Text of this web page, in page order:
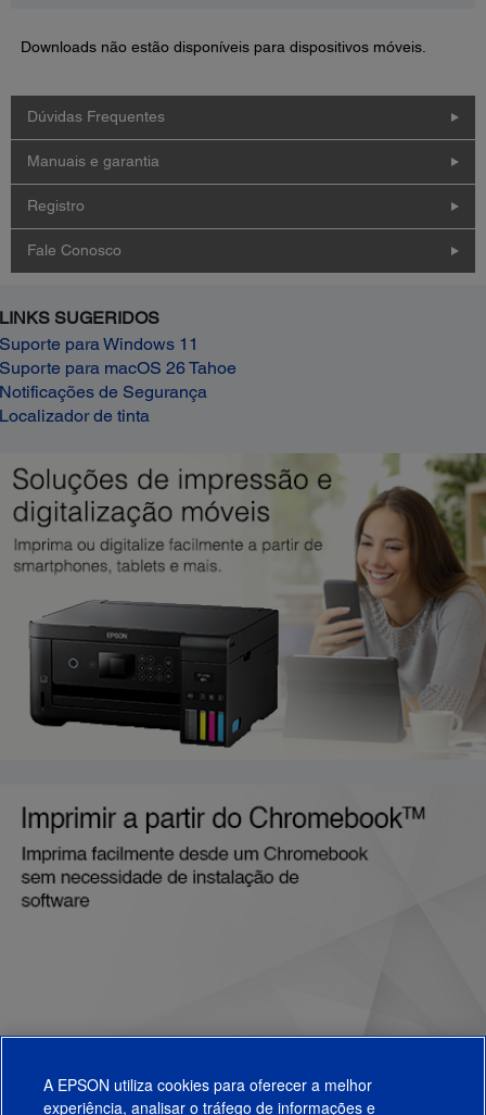
Downloads não estão disponíveis para dispositivos móveis.
Dúvidas Frequentes
Manuais e garantia
Registro
Fale Conosco
LINKS SUGERIDOS
Suporte para Windows 11
Suporte para macOS 26 Tahoe
Notificações de Segurança
Localizador de tinta
A EPSON utiliza cookies para oferecer a melhor
experiência, analisar o tráfego de informações e